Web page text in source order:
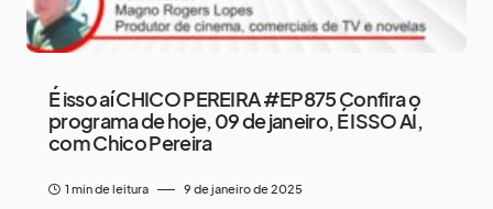
É isso aí CHICO PEREIRA #EP875 Confira o
programa de hoje, 09 de janeiro, É ISSO AÍ,
com Chico Pereira
1 min de leitura 9 de janeiro de 2025